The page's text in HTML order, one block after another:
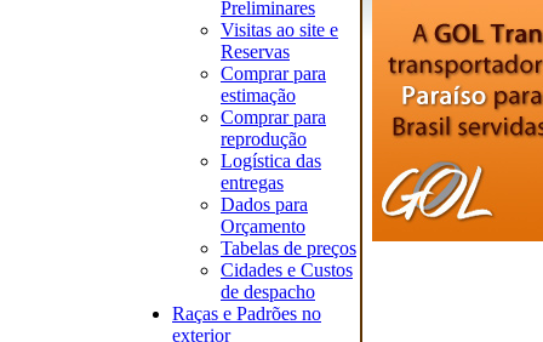
Preliminares
Visitas ao site e
Reservas
Comprar para
estimação
Comprar para
reprodução
Logística das
entregas
Dados para
Orçamento
Tabelas de preços
Cidades e Custos
de despacho
Raças e Padrões no
exterior